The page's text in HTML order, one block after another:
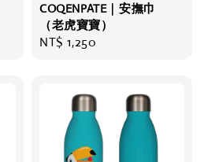
COQENPATE｜安撫巾
（老虎寶寶）
Regular
NT$ 1,250